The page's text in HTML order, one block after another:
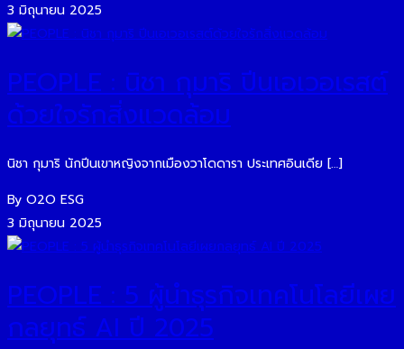
3 มิถุนายน 2025
PEOPLE : นิชา กุมาริ ปีนเอเวอเรสต์
ด้วยใจรักสิ่งแวดล้อม
นิชา กุมาริ นักปีนเขาหญิงจากเมืองวาโดดารา ประเทศอินเดีย […]
By O2O ESG
3 มิถุนายน 2025
PEOPLE : 5 ผู้นำธุรกิจเทคโนโลยีเผย
กลยุทธ์ AI ปี 2025